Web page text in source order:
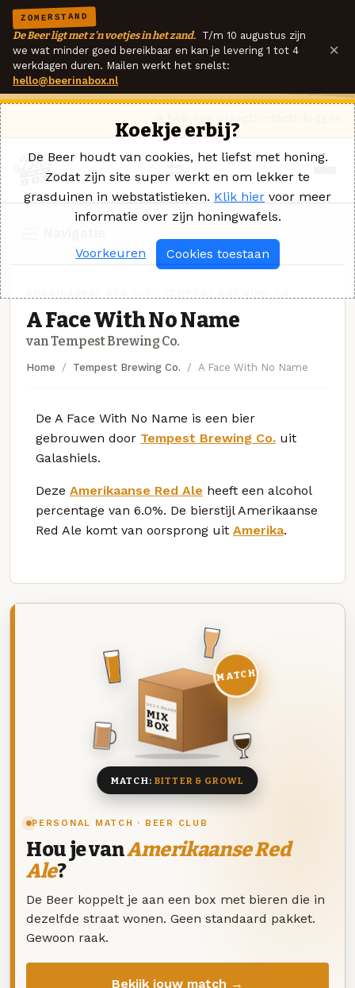
ZOMERSTAND
De Beer ligt met z'n voetjes in het zand. T/m 10 augustus zijn
we wat minder goed bereikbaar en kan je levering 1 tot 4
werkdagen duren. Mailen werkt het snelst:
hello@beerinabox.nl
×
A Face With No Name
van Tempest Brewing Co.
Home Tempest Brewing Co. A Face With No Name
De A Face With No Name is een bier
gebrouwen door Tempest Brewing Co. uit
Galashiels.
Deze Amerikaanse Red Ale heeft een alcohol
percentage van 6.0%. De bierstijl Amerikaanse
Red Ale komt van oorsprong uit Amerika.
PERSONAL MATCH · BEER CLUB
Hou je vanAmerikaanse Red
Ale?
De Beer koppelt je aan een box met bieren die in
dezelfde straat wonen. Geen standaard pakket.
Gewoon raak.
Bekijk jouw match →
DEZE MAAND
MIX
BOX
8 BIEREN
MATCH
MATCH: BITTER & GROWL
Koekje erbij?
De Beer houdt van cookies, het liefst met honing.
Zodat zijn site super werkt en om lekker te
grasduinen in webstatistieken. Klik hier voor meer
informatie over zijn honingwafels.
Voorkeuren Cookies toestaan